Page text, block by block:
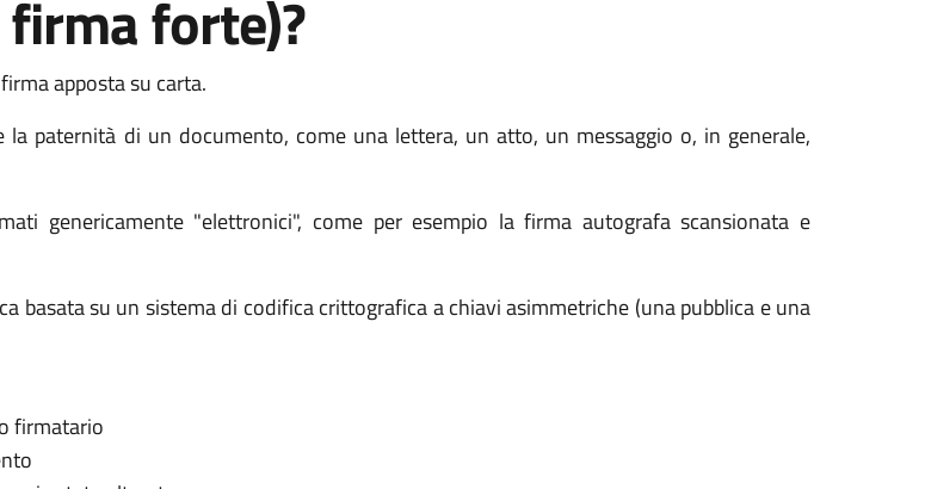
forte)?
apposta su carta.
paternità di un documento, come una lettera, un atto, un messaggio o, in generale,
genericamente "elettronici", come per esempio la firma autografa scansionata e
su un sistema di codifica crittografica a chiavi asimmetriche (una pubblica e una
firmatario